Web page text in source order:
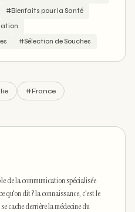
#Bienfaits pour la Santé
#Sélection de Souches
#France
de la communication spécialisée
qu'on dit ? la connaissance, c'est le
cache derrière la médecine du